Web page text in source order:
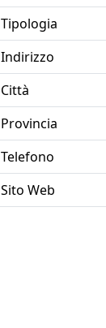
Tipologia
Indirizzo
Città
Provincia
Telefono
Sito Web